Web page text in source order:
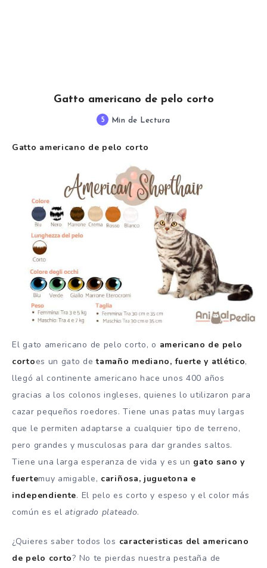
Gatto americano de pelo corto
5 Min de Lectura
Gatto americano de pelo corto
El gato americano de pelo corto, o americano de pelo
cortoes un gato de tamaño mediano, fuerte y atlético,
llegó al continente americano hace unos 400 años
gracias a los colonos ingleses, quienes lo utilizaron para
cazar pequeños roedores. Tiene unas patas muy largas
que le permiten adaptarse a cualquier tipo de terreno,
pero grandes y musculosas para dar grandes saltos.
Tiene una larga esperanza de vida y es un gato sano y
fuertemuy amigable, cariñosa, juguetona e
independiente. El pelo es corto y espeso y el color más
común es elatigrado plateado.
¿Quieres saber todos los caracteristicas del americano
de pelo corto? No te pierdas nuestra pestaña de